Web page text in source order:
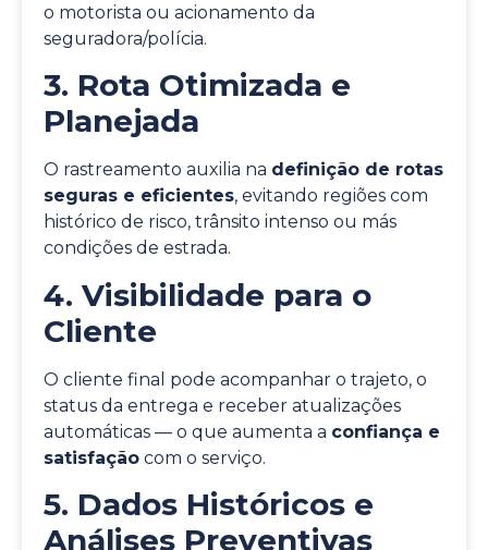
o motorista ou acionamento da
seguradora/polícia.
3. Rota Otimizada e
Planejada
O rastreamento auxilia na definição de rotas
seguras e eficientes, evitando regiões com
histórico de risco, trânsito intenso ou más
condições de estrada.
4. Visibilidade para o
Cliente
O cliente final pode acompanhar o trajeto, o
status da entrega e receber atualizações
automáticas — o que aumenta a confiança e
satisfação com o serviço.
5. Dados Históricos e
Análises Preventivas